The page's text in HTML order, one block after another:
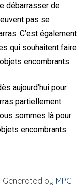
débarrasser de
pas se
C’est également
qui souhaitent faire
encombrants.
aujourd’hui pour
partiellement
sommes là pour
encombrants
Generated by MPG